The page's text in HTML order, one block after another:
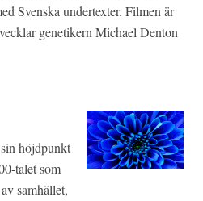
Svenska undertexter. Filmen är
genetikern Michael Denton
höjdpunkt
talet som
samhället,